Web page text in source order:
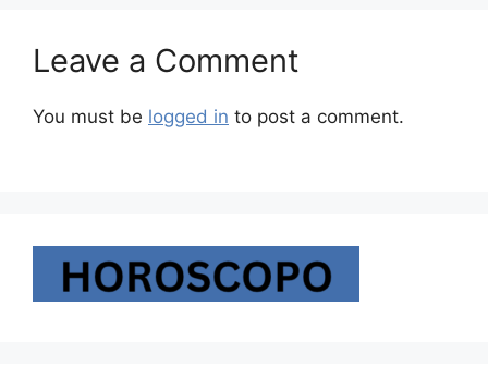
Leave a Comment
You must be logged in to post a comment.